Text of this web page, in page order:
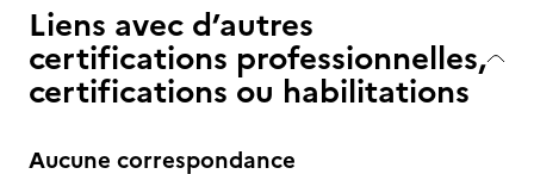
Liens avec d’autres
certifications professionnelles,
certifications ou habilitations
Aucune correspondance